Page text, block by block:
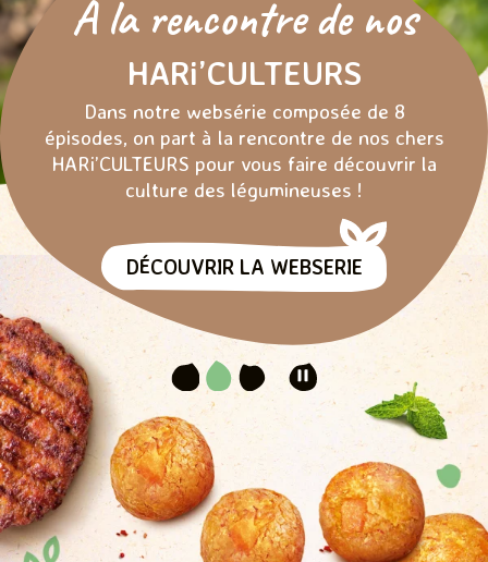
VÉGÉTAL
À la rencontre de nos
HARi’CULTEURS
Dans notre websérie composée de 8
épisodes, on part à la rencontre de nos chers
HARi’CULTEURS pour vous faire découvrir la
culture des légumineuses !
DÉCOUVRIR LA WEBSERIE
(actuel)